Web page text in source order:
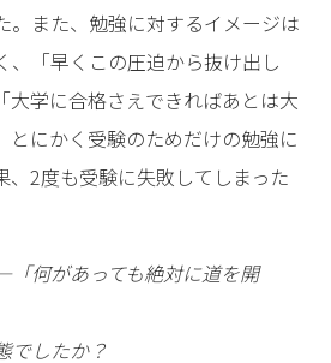
。また、勉強に対するイメージは
、「早くこの圧迫から抜け出し
大学に合格さえできればあとは大
とにかく受験のためだけの勉強に
、2度も受験に失敗してしまった
何があっても絶対に道を開
したか？